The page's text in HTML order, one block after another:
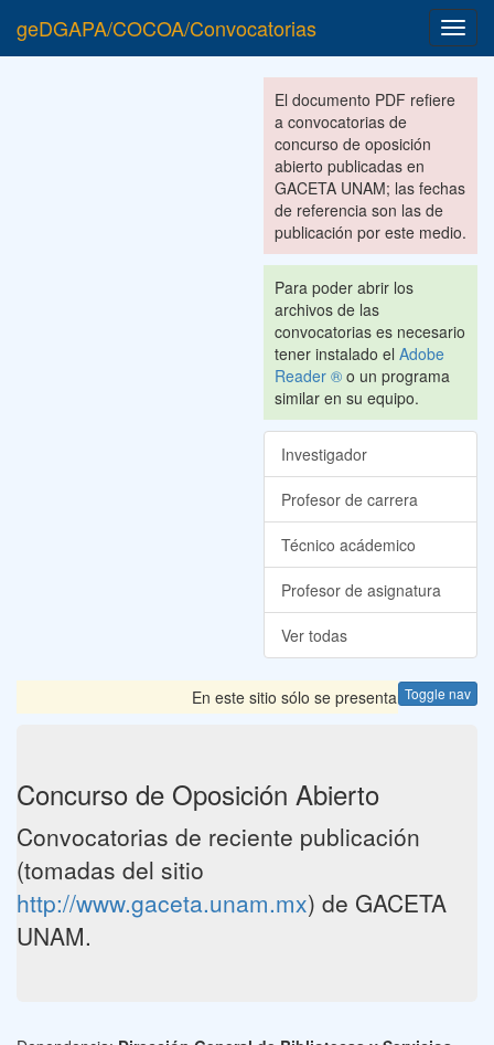
geDGAPA/COCOA/Convocatorias
El documento PDF refiere
a convocatorias de
concurso de oposición
abierto publicadas en
GACETA UNAM; las fechas
de referencia son las de
publicación por este medio.
Para poder abrir los
archivos de las
convocatorias es necesario
tener instalado el Adobe
Reader ® o un programa
similar en su equipo.
Investigador
Profesor de carrera
Técnico acádemico
Profesor de asignatura
Ver todas
Toggle nav
En este sitio sólo se presentan las
Concurso de Oposición Abierto
Convocatorias de reciente publicación
(tomadas del sitio
http://www.gaceta.unam.mx) de GACETA
UNAM.